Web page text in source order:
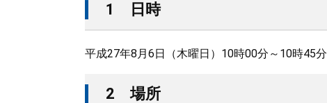
1 日時
平成27年8月6日（木曜日）10時00分～10時45分
2 場所